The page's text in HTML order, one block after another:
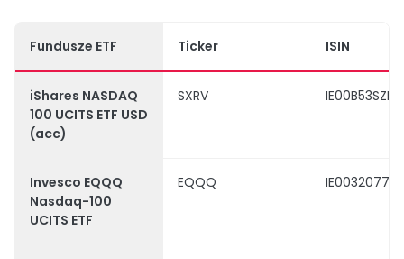
Fundusze ETF Ticker ISIN
iShares NASDAQ
100 UCITS ETF USD
(acc)
SXRV
Invesco EQQQ
Nasdaq-100
UCITS ETF
EQQQ